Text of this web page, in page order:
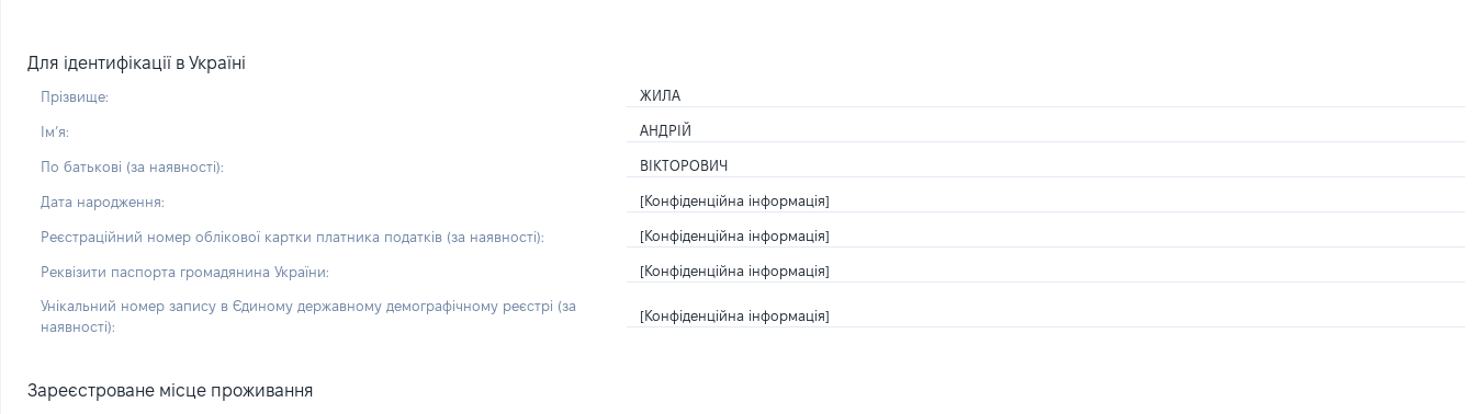
Для ідентифікації в Україні
Прізвище: ЖИЛА
Імʼя: АНДРІЙ
По батькові (за наявності): ВІКТОРОВИЧ
Дата народження: [Конфіденційна інформація]
Реєстраційний номер облікової картки платника податків (за наявності): [Конфіденційна інформація]
Реквізити паспорта громадянина України: [Конфіденційна інформація]
Унікальний номер запису в Єдиному державному демографічному реєстрі (за
наявності):
[Конфіденційна інформація]
Зареєстроване місце проживання